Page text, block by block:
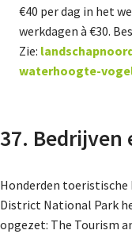
€40 per dag in het
werkdagen à €30.
Zie:
waterhoogte-
37. Bedrijven
Honderden toeristische
District National Park
opgezet: The Tourism